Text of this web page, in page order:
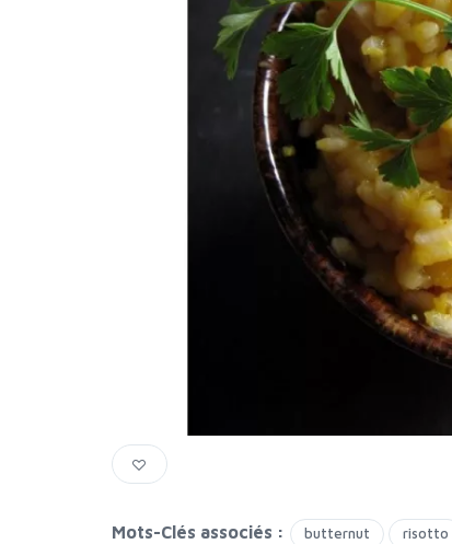
Mots-Clés associés : butternut risotto